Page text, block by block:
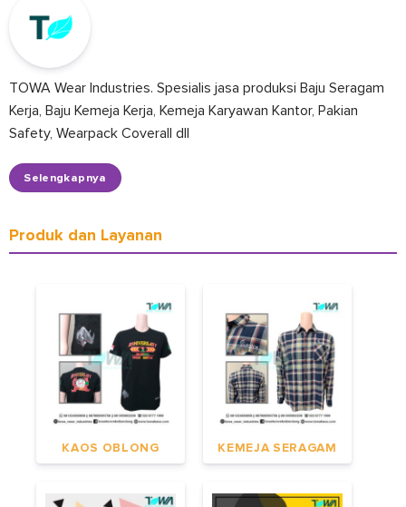
TOWA Wear Industries. Spesialis jasa produksi Baju Seragam
Kerja, Baju Kemeja Kerja, Kemeja Karyawan Kantor, Pakian
Safety, Wearpack Coverall dll
Selengkapnya
Produk dan Layanan
KAOS OBLONG KEMEJA SERAGAM